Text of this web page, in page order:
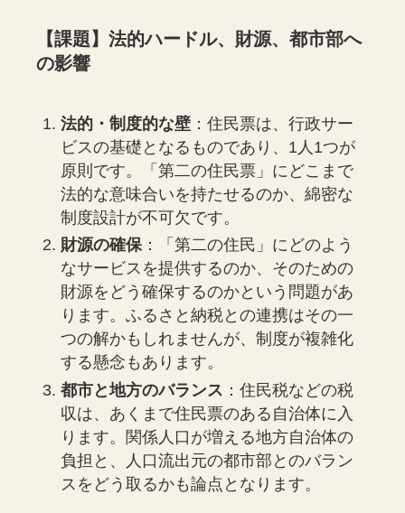
【課題】法的ハードル、財源、都市部へ
の影響
法的・制度的な壁 ：住民票は、行政サー
ビスの基礎となるものであり、1人1つが
原則です。「第二の住民票」にどこまで
法的な意味合いを持たせるのか、綿密な
制度設計が不可欠です。
財源の確保：「第二の住民」にどのよう
なサービスを提供するのか、そのための
財源をどう確保するのかという問題があ
ります。ふるさと納税との連携はその一
つの解かもしれませんが、制度が複雑化
する懸念もあります。
都市と地方のバランス ：住民税などの税
収は、あくまで住民票のある自治体に入
ります。関係人口が増える地方自治体の
負担と、人口流出元の都市部とのバラン
スをどう取るかも論点となります。